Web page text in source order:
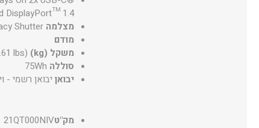
DisplayPort™ 1.4
מצלמה Shutter
מודם
משקל (kg)
lbs)
סוללה 75Wh
יבואן יבואן רשמי -
מק"ט21QT000NIV